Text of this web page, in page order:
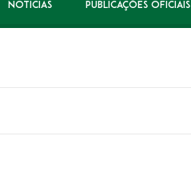
NOTÍCIAS PUBLICAÇÕES OFICIAIS